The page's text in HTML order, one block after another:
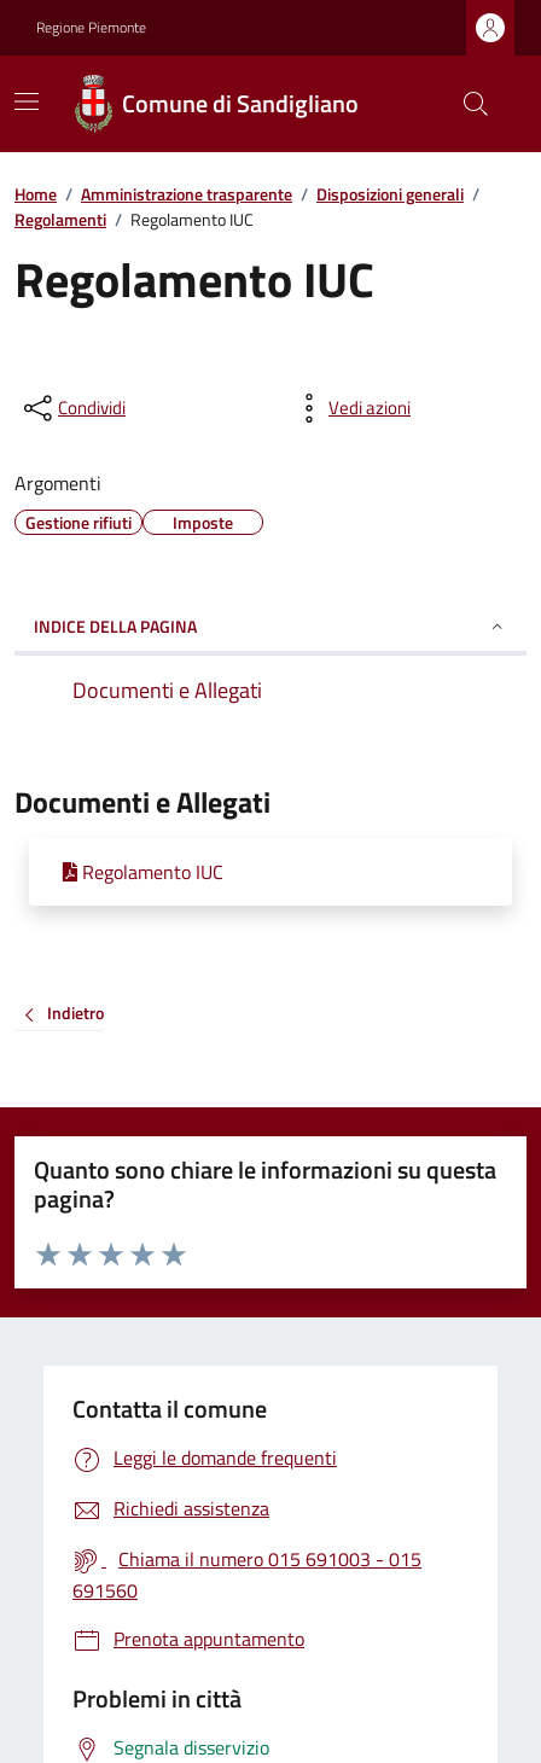
Regione Piemonte
Comune di Sandigliano
Home / Amministrazione trasparente / Disposizioni generali /
Regolamenti / Regolamento IUC
Regolamento IUC
Condividi Vedi azioni
Argomenti
Gestione rifiuti Imposte
INDICE DELLA PAGINA
Documenti e Allegati
Documenti e Allegati
Regolamento IUC
Indietro
Quanto sono chiare le informazioni su questa
pagina?
Valuta da 1 a 5 stelle la pagina
Valuta 5 stelle su 5
Valuta 4 stelle su 5
Valuta 3 stelle su 5
Valuta 2 stelle su 5
Valuta 1 stelle su 5
Contatta il comune
Leggi le domande frequenti
Richiedi assistenza
Chiama il numero 015 691003 - 015
691560
Prenota appuntamento
Problemi in città
Segnala disservizio